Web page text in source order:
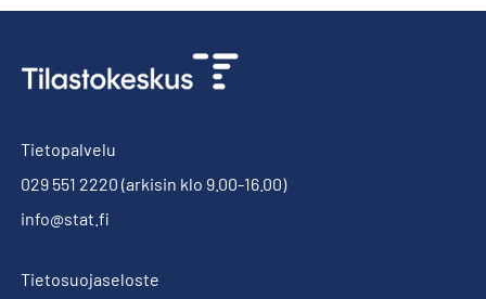
Tietopalvelu
029 551 2220 (arkisin klo 9.00-16.00)
info@stat.fi
Tietosuojaseloste